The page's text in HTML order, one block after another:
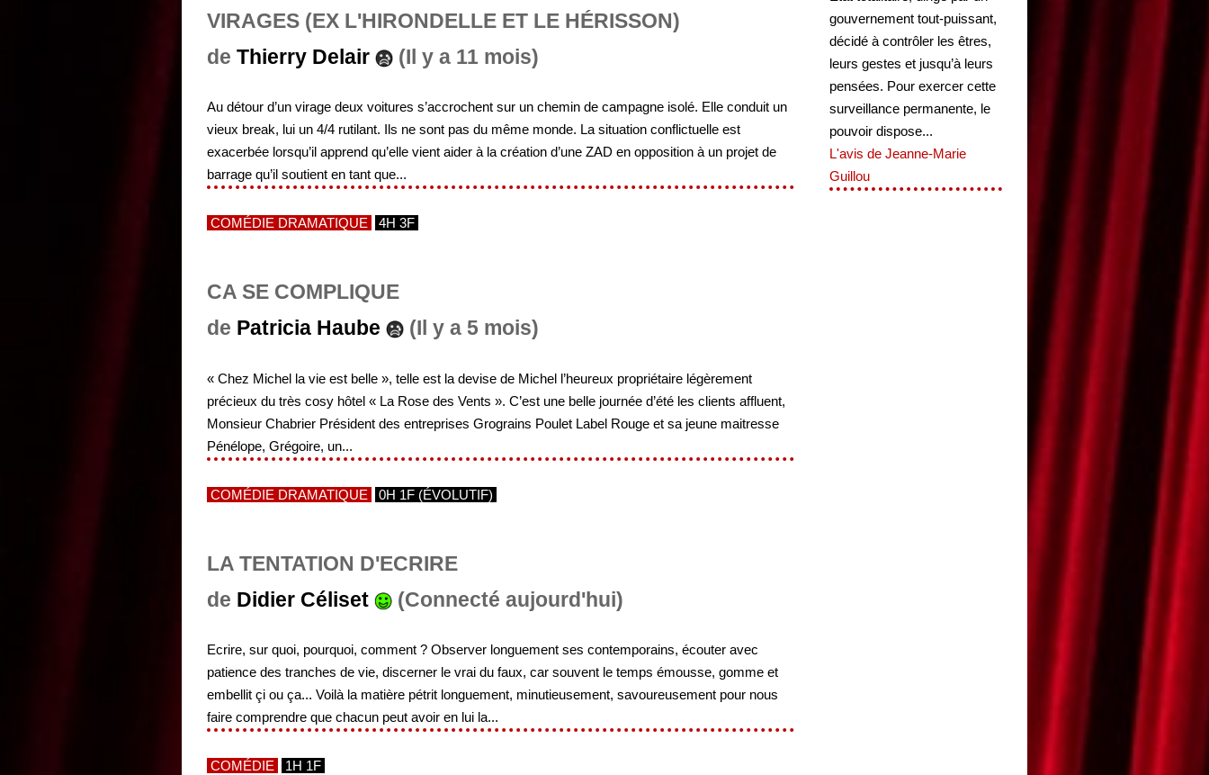
VIRAGES (EX L'HIRONDELLE ET LE HÉRISSON)
de Thierry Delair (Il y a 11 mois)
Au détour d’un virage deux voitures s’accrochent sur un chemin de campagne isolé. Elle conduit un
vieux break, lui un 4/4 rutilant. Ils ne sont pas du même monde. La situation conflictuelle est
exacerbée lorsqu’il apprend qu’elle vient aider à la création d’une ZAD en opposition à un projet de
barrage qu’il soutient en tant que...
COMÉDIE DRAMATIQUE 4H 3F
CA SE COMPLIQUE
de Patricia Haube (Il y a 5 mois)
« Chez Michel la vie est belle », telle est la devise de Michel l’heureux propriétaire légèrement
précieux du très cosy hôtel « La Rose des Vents ». C’est une belle journée d’été les clients affluent,
Monsieur Chabrier Président des entreprises Grograins Poulet Label Rouge et sa jeune maitresse
Pénélope, Grégoire, un...
COMÉDIE DRAMATIQUE 0H 1F (ÉVOLUTIF)
LA TENTATION D'ECRIRE
de Didier Céliset (Connecté aujourd'hui)
Ecrire, sur quoi, pourquoi, comment ? Observer longuement ses contemporains, écouter avec
patience des tranches de vie, discerner le vrai du faux, car souvent le temps émousse, gomme et
embellit çi ou ça... Voilà la matière pétrit longuement, minutieusement, savoureusement pour nous
faire comprendre que chacun peut avoir en lui la...
COMÉDIE 1H 1F
gouvernement tout-puissant,
décidé à contrôler les êtres,
leurs gestes et jusqu’à leurs
pensées. Pour exercer cette
surveillance permanente, le
pouvoir dispose...
L'avis de Jeanne-Marie
Guillou